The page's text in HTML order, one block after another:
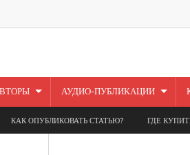
АУДИО-ПУБЛИКАЦИИ
КАК ОПУБЛИКОВАТЬ СТАТЬЮ? ГДЕ